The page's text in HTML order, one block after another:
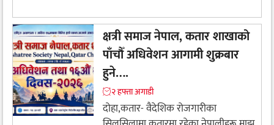
क्षत्री समाज नेपाल, कतार शाखाको
पाँचौँ अधिवेशन आगामी शुक्रबार
हुने….
२ हफ्ता अगाडी
​दोहा,कतार- वैदेशिक रोजगारीका